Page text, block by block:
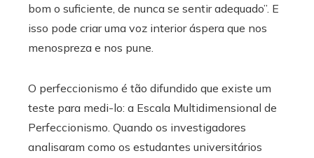
bom o suficiente, de nunca se sentir adequado”. E
isso pode criar uma voz interior áspera que nos
menospreza e nos pune.
O perfeccionismo é tão difundido que existe um
teste para medi-lo: a Escala Multidimensional de
Perfeccionismo. Quando os investigadores
analisaram como os estudantes universitários